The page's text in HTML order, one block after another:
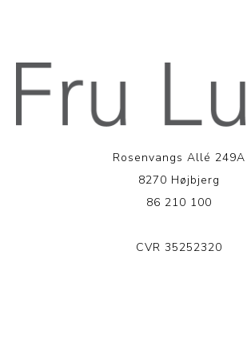
Rosenvangs Allé 249A
8270 Højbjerg
86 210 100
CVR 35252320